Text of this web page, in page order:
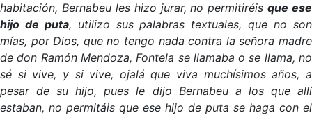
habitación, Bernabeu les hizo jurar, no permitiréisque ese
hijo de puta, utilizo sus palabras textuales, que no son
mías, por Dios, que no tengo nada contra la señora madre
de don Ramón Mendoza, Fontela se llamaba o se llama, no
sé si vive, y si vive, ojalá que viva muchísimos años, a
pesar de su hijo, pues le dijo Bernabeu a los que allí
estaban, no permitáis que ese hijo de puta se haga con el